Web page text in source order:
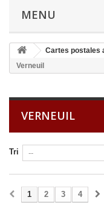
MENU
Cartes postales
Verneuil
VERNEUIL
Tri
1 2 3 4